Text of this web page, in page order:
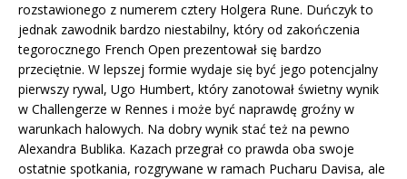
rozstawionego z numerem cztery Holgera Rune. Duńczyk to
jednak zawodnik bardzo niestabilny, który od zakończenia
tegorocznego French Open prezentował się bardzo
przeciętnie. W lepszej formie wydaje się być jego potencjalny
pierwszy rywal, Ugo Humbert, który zanotował świetny wynik
w Challengerze w Rennes i może być naprawdę groźny w
warunkach halowych. Na dobry wynik stać też na pewno
Alexandra Bublika. Kazach przegrał co prawda oba swoje
ostatnie spotkania, rozgrywane w ramach Pucharu Davisa, ale